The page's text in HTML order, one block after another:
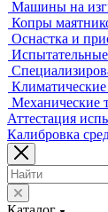
Приборы для
Фрезерные
Разрушающий
Машины для
Машины для
Системы
Машины на
Машины на